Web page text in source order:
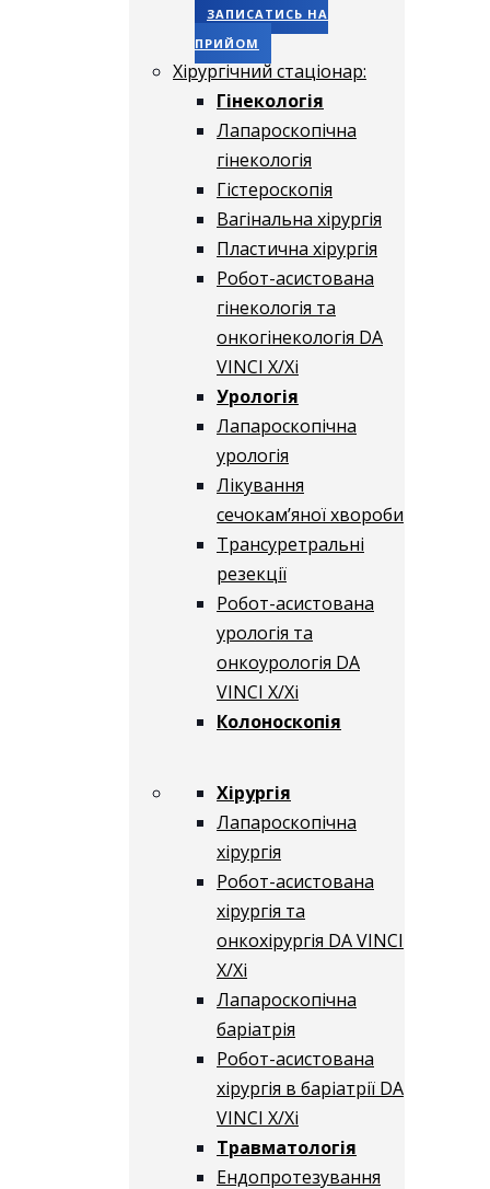
ЗАПИСАТИСЬ НА
ПРИЙОМ
Хірургічний стаціонар:
Гінекологія
Лапароскопічна
гінекологія
Гістероскопія
Вагінальна хірургія
Пластична хірургія
Робот-асистована
гінекологія та
онкогінекологія DA
VINCI X/Xі
Урологія
Лапароскопічна
урологія
Лікування
сечокам’яної хвороби
Трансуретральні
резекції
Робот-асистована
урологія та
онкоурологія DA
VINCI X/Xі
Колоноскопія
Хірургія
Лапароскопічна
хірургія
Робот-асистована
хірургія та
онкохірургія DA VINCI
X/Xі
Лапароскопічна
баріатрія
Робот-асистована
хірургія в баріатрії DA
VINCI X/Xі
Травматологія
Ендопротезування